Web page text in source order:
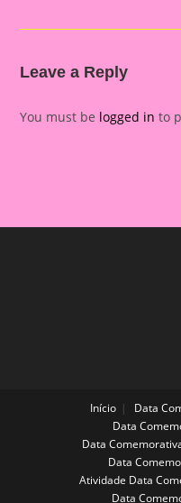
Leave a Reply
You must be logged in to
Início
Data
Data
Data
Data
Atividade Data
Data